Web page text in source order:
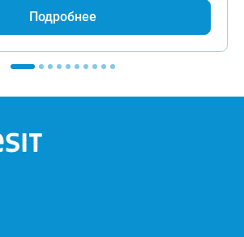
Подробнее